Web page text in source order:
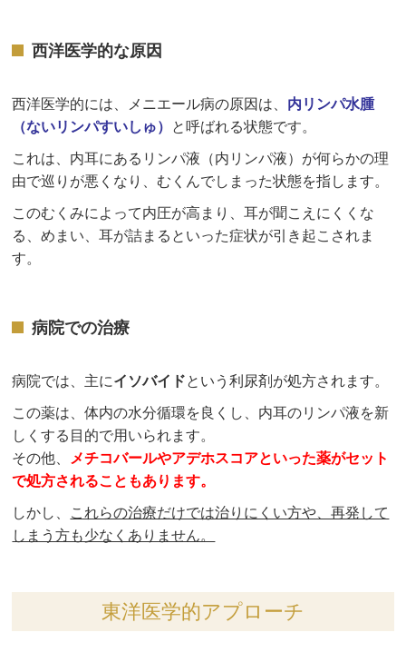
西洋医学的な原因
西洋医学的には、メニエール病の原因は、 内リンパ水腫
（ないリンパすいしゅ） と呼ばれる状態です。
これは、内耳にあるリンパ液（内リンパ液）が何らかの理
由で巡りが悪くなり、むくんでしまった状態を指します。
このむくみによって内圧が高まり、耳が聞こえにくくな
る、めまい、耳が詰まるといった症状が引き起こされま
す。
病院での治療
病院では、主にイソバイドという利尿剤が処方されます。
この薬は、体内の水分循環を良くし、内耳のリンパ液を新
しくする目的で用いられます。
その他、
メチコバールやアデホスコアといった薬がセット
で処方されることもあります。
しかし、 これらの治療だけでは治りにくい方や、再発して
しまう方も少なくありません。
東洋医学的アプローチ